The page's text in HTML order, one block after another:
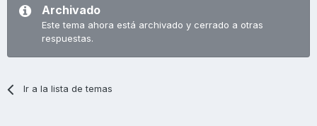
Archivado
Este tema ahora está archivado y cerrado a otras
respuestas.
Ir a la lista de temas